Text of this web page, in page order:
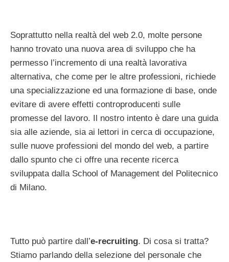
Soprattutto nella realtà del web 2.0, molte persone
hanno trovato una nuova area di sviluppo che ha
permesso l’incremento di una realtà lavorativa
alternativa, che come per le altre professioni, richiede
una specializzazione ed una formazione di base, onde
evitare di avere effetti controproducenti sulle
promesse del lavoro. Il nostro intento è dare una guida
sia alle aziende, sia ai lettori in cerca di occupazione,
sulle nuove professioni del mondo del web, a partire
dallo spunto che ci offre una recente ricerca
sviluppata dalla School of Management del Politecnico
di Milano.
Tutto può partire dall’e-recruiting. Di cosa si tratta?
Stiamo parlando della selezione del personale che